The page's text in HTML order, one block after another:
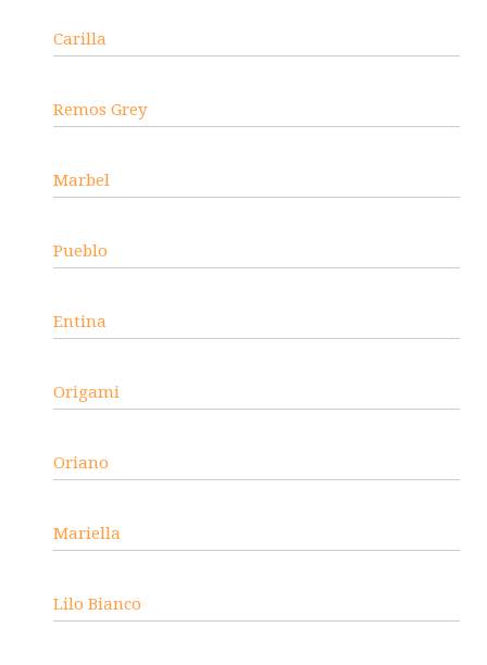
Carilla
Remos Grey
Marbel
Pueblo
Entina
Origami
Oriano
Mariella
Lilo Bianco